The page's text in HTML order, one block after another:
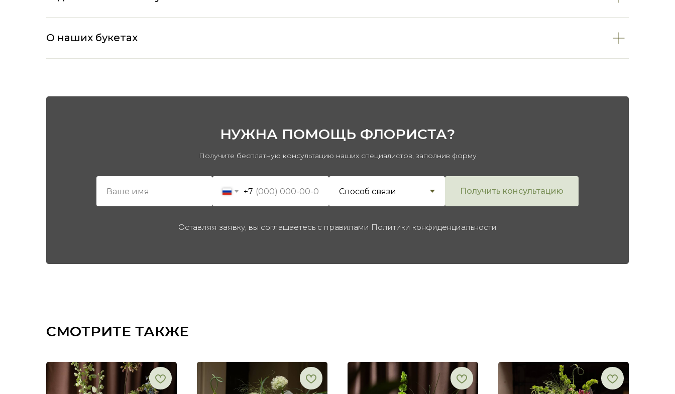
О наших букетах
НУЖНА ПОМОЩЬ ФЛОРИСТА?
Получите бесплатную консультацию наших специалистов, заполнив форму
+7 Получить консультацию
Оставляя заявку, вы соглашаетесь с правилами Политики конфиденциальности
СМОТРИТЕ ТАКЖЕ